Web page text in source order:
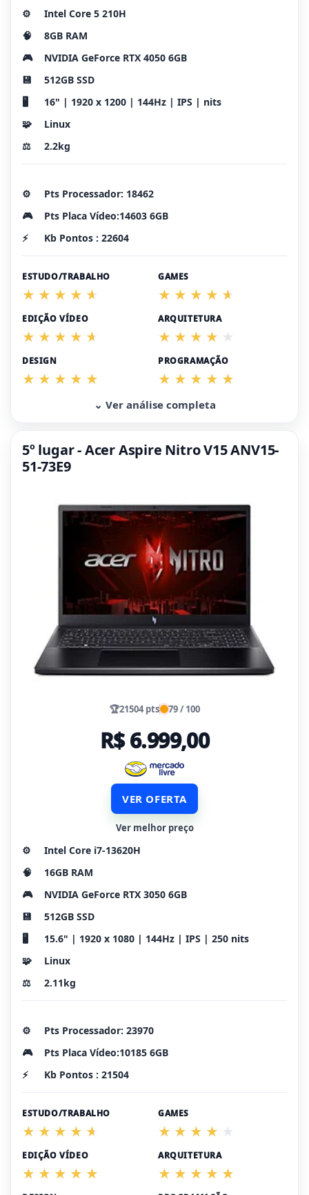
⚙️
Intel Core 5 210H
🧠
8GB RAM
🎮
NVIDIA GeForce RTX 4050 6GB
💾
512GB SSD
🖥️
16" | 1920 x 1200 | 144Hz | IPS | nits
🧩
Linux
⚖️
2.2kg
⚙️
Pts Processador: 18462
🎮
Pts Placa Vídeo:14603 6GB
⚡
Kb Pontos : 22604
ESTUDO/TRABALHO GAMES
EDIÇÃO VÍDEO ARQUITETURA
DESIGN PROGRAMAÇÃO
⌄ Ver análise completa
5º lugar - Acer Aspire Nitro V15 ANV15-
51-73E9
🏆21504 pts 79 / 100
R$ 6.999,00
VER OFERTA
Ver melhor preço
⚙️
Intel Core i7-13620H
🧠
16GB RAM
🎮
NVIDIA GeForce RTX 3050 6GB
💾
512GB SSD
🖥️
15.6" | 1920 x 1080 | 144Hz | IPS | 250 nits
🧩
Linux
⚖️
2.11kg
⚙️
Pts Processador: 23970
🎮
Pts Placa Vídeo:10185 6GB
⚡
Kb Pontos : 21504
ESTUDO/TRABALHO GAMES
EDIÇÃO VÍDEO ARQUITETURA